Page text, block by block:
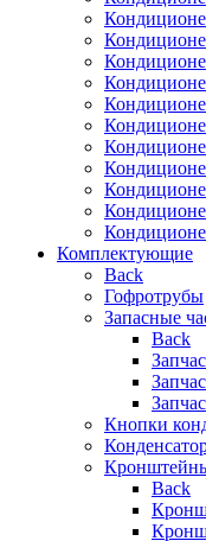
Комплектующие
Back
Гофротрубы
Запасные
Back
Кнопки
Back